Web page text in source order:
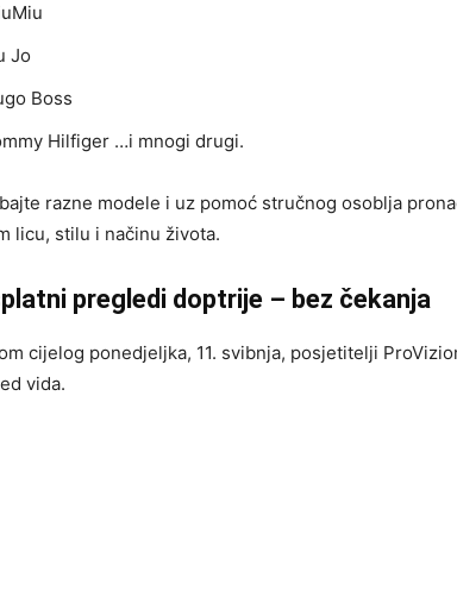
Jo
Boss
Hilfiger …i mnogi drugi.
razne modele i uz pomoć stručnog osoblja
licu, stilu i načinu života.
pregledi doptrije – bez čekanja
cijelog ponedjeljka, 11. svibnja, posjetitelji
vida.